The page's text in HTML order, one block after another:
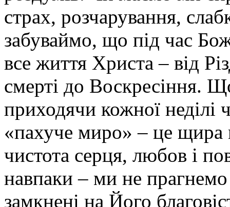
страх, розчарування,
забуваймо, що під час
все життя Христа – від
смерті до Воскресіння.
приходячи кожної
«пахуче миро» – це щира
чистота серця, любов і
навпаки – ми не прагнемо
замкнені на Його